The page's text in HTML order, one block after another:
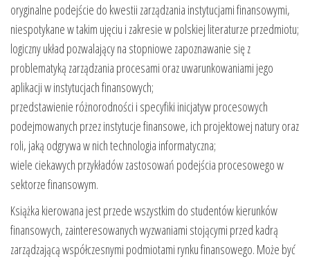
oryginalne podejście do kwestii zarządzania instytucjami finansowymi,
niespotykane w takim ujęciu i zakresie w polskiej literaturze przedmiotu;
logiczny układ pozwalający na stopniowe zapoznawanie się z
problematyką zarządzania procesami oraz uwarunkowaniami jego
aplikacji w instytucjach finansowych;
przedstawienie różnorodności i specyfiki inicjatyw procesowych
podejmowanych przez instytucje finansowe, ich projektowej natury oraz
roli, jaką odgrywa w nich technologia informatyczna;
wiele ciekawych przykładów zastosowań podejścia procesowego w
sektorze finansowym.
Książka kierowana jest przede wszystkim do studentów kierunków
finansowych, zainteresowanych wyzwaniami stojącymi przed kadrą
zarządzającą współczesnymi podmiotami rynku finansowego. Może być